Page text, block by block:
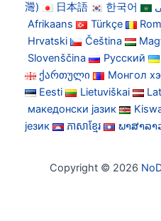
灣)
日本語 한국어
Afrikaans
Türkçe
Hrvatski
Čeština
Slovenščina
Русский
ქართული
Монгол
Eesti
Lietuviškai
македонски јазик
језик
ភាសាខ្មែរ ພາສາລາ
Copyright © 2026